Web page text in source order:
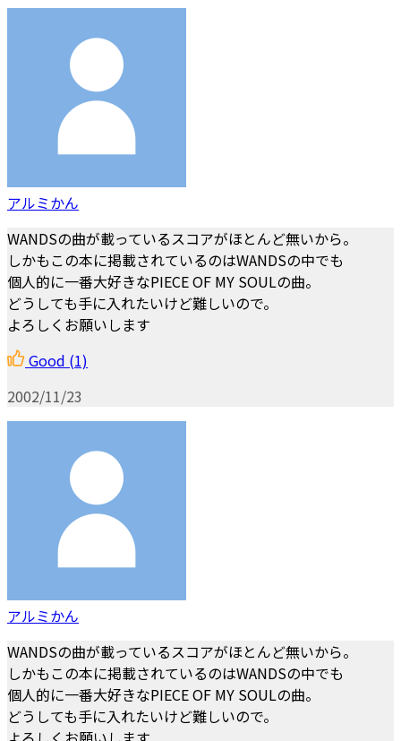
アルミかん
WANDSの曲が載っているスコアがほとんど無いから。
しかもこの本に掲載されているのはWANDSの中でも
個人的に一番大好きなPIECE OF MY SOULの曲。
どうしても手に入れたいけど難しいので。
よろしくお願いします
Good (1)
2002/11/23
アルミかん
WANDSの曲が載っているスコアがほとんど無いから。
しかもこの本に掲載されているのはWANDSの中でも
個人的に一番大好きなPIECE OF MY SOULの曲。
どうしても手に入れたいけど難しいので。